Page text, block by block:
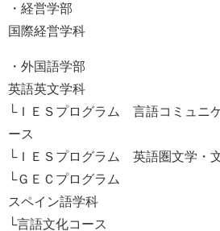
・経営学部
国際経営学科
・外国語学部
英語英文学科
└ＩＥＳプログラム 言語コミュニ
ース
└ＩＥＳプログラム 英語圏文学・
└ＧＥＣプログラム
スペイン語学科
└言語文化コース